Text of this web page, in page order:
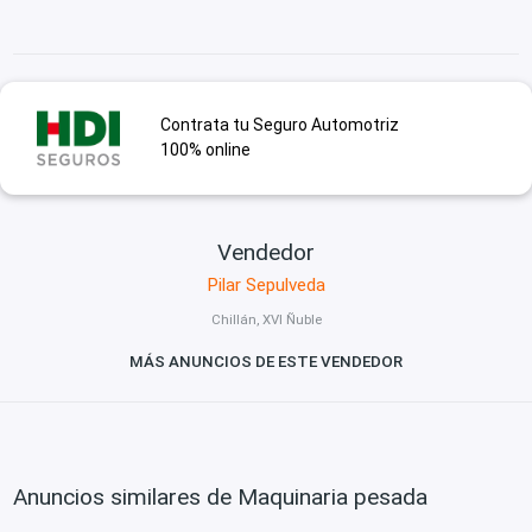
Contrata tu Seguro Automotriz
100% online
Vendedor
Pilar Sepulveda
Chillán, XVI Ñuble
MÁS ANUNCIOS DE ESTE VENDEDOR
Anuncios similares de Maquinaria pesada